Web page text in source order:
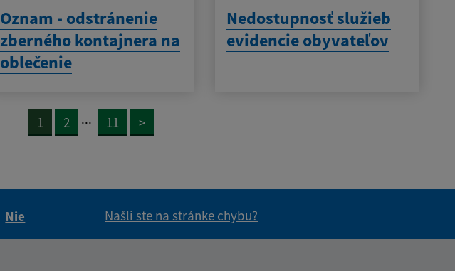
Oznam - odstránenie
zberného kontajnera na
oblečenie
Nedostupnosť služieb
evidencie obyvateľov
1 2 ... 11 >
Nie
Našli ste na stránke chybu?